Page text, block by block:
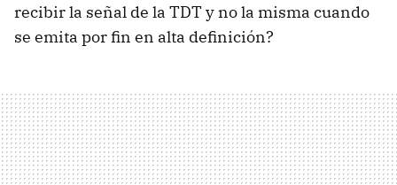
recibir la señal de la TDTy no la misma cuando
se emita por fin en alta definición?